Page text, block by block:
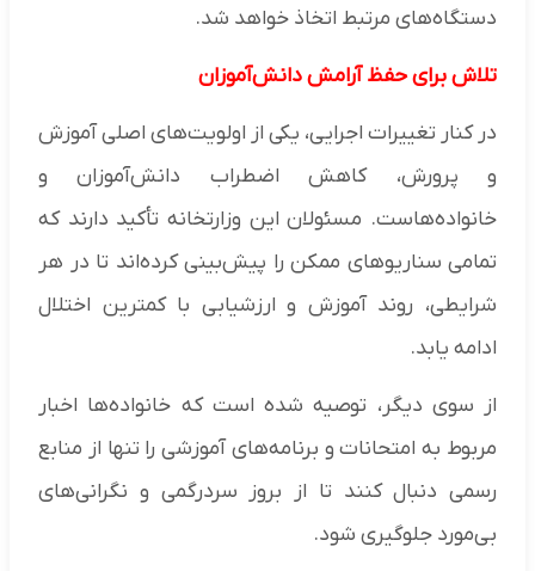
دستگاه‌های مرتبط اتخاذ خواهد شد.
تلاش برای حفظ آرامش دانش‌آموزان
در کنار تغییرات اجرایی، یکی از اولویت‌های اصلی آموزش
و پرورش، کاهش اضطراب دانش‌آموزان و
خانواده‌هاست. مسئولان این وزارتخانه تأکید دارند که
تمامی سناریوهای ممکن را پیش‌بینی کرده‌اند تا در هر
شرایطی، روند آموزش و ارزشیابی با کمترین اختلال
ادامه یابد.
از سوی دیگر، توصیه شده است که خانواده‌ها اخبار
مربوط به امتحانات و برنامه‌های آموزشی را تنها از منابع
رسمی دنبال کنند تا از بروز سردرگمی و نگرانی‌های
بی‌مورد جلوگیری شود.